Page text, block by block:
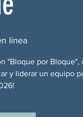
línea
"Bloque por Bloque",
y liderar un equipo